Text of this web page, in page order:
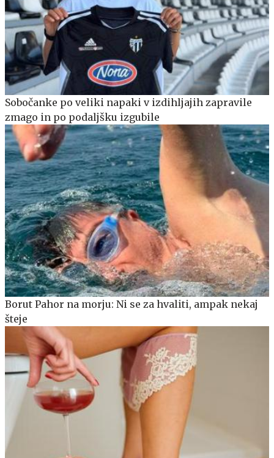
Sobočanke po veliki napaki v izdihljajih zapravile
zmago in po podaljšku izgubile
Borut Pahor na morju: Ni se za hvaliti, ampak nekaj
šteje